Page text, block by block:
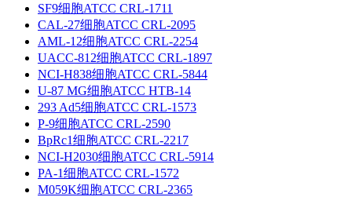
SF9细胞ATCC CRL-1711
CAL-27细胞ATCC CRL-2095
AML-12细胞ATCC CRL-2254
UACC-812细胞ATCC CRL-1897
NCI-H838细胞ATCC CRL-5844
U-87 MG细胞ATCC HTB-14
293 Ad5细胞ATCC CRL-1573
P-9细胞ATCC CRL-2590
BpRc1细胞ATCC CRL-2217
NCI-H2030细胞ATCC CRL-5914
PA-1细胞ATCC CRL-1572
M059K细胞ATCC CRL-2365